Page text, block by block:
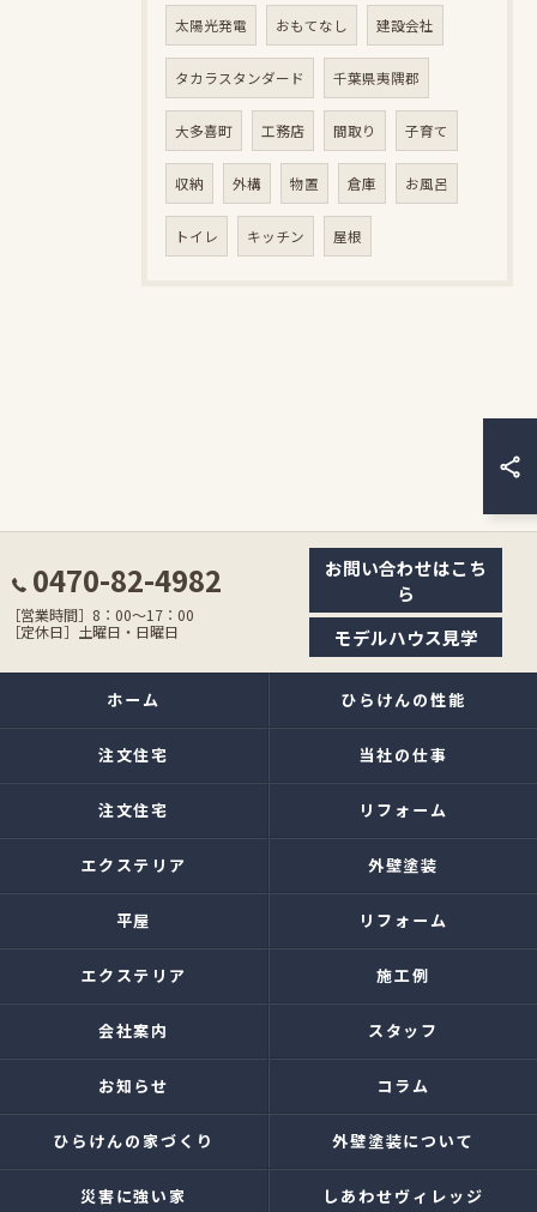
太陽光発電 おもてなし 建設会社
タカラスタンダード 千葉県夷隅郡
大多喜町 工務店 間取り 子育て
収納 外構 物置 倉庫 お風呂
トイレ キッチン 屋根
0470-82-4982
［営業時間］8：00〜17：00
［定休日］土曜日・日曜日
お問い合わせはこち
ら
モデルハウス見学
ホーム ひらけんの性能
注文住宅 当社の仕事
注文住宅 リフォーム
エクステリア 外壁塗装
平屋 リフォーム
エクステリア 施工例
会社案内 スタッフ
お知らせ コラム
ひらけんの家づくり 外壁塗装について
災害に強い家 しあわせヴィレッジ